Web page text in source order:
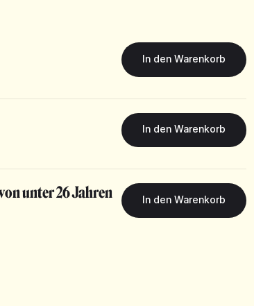
unter 26 Jahren